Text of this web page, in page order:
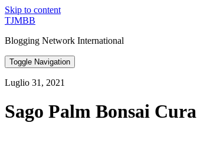
Skip to content
TJMBB
Blogging Network International
Toggle Navigation
Luglio 31, 2021
Sago Palm Bonsai Cura